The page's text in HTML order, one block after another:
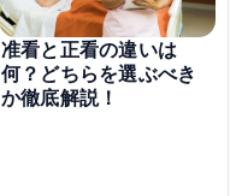
准看と正看の違いは
何？どちらを選ぶべき
か徹底解説！